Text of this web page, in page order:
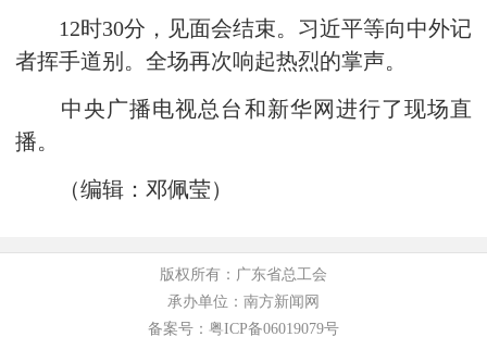
12时30分，见面会结束。习近平等向中外记
者挥手道别。全场再次响起热烈的掌声。
中央广播电视总台和新华网进行了现场直
播。
（编辑：邓佩莹）
版权所有：广东省总工会
承办单位：南方新闻网
备案号：粤ICP备06019079号